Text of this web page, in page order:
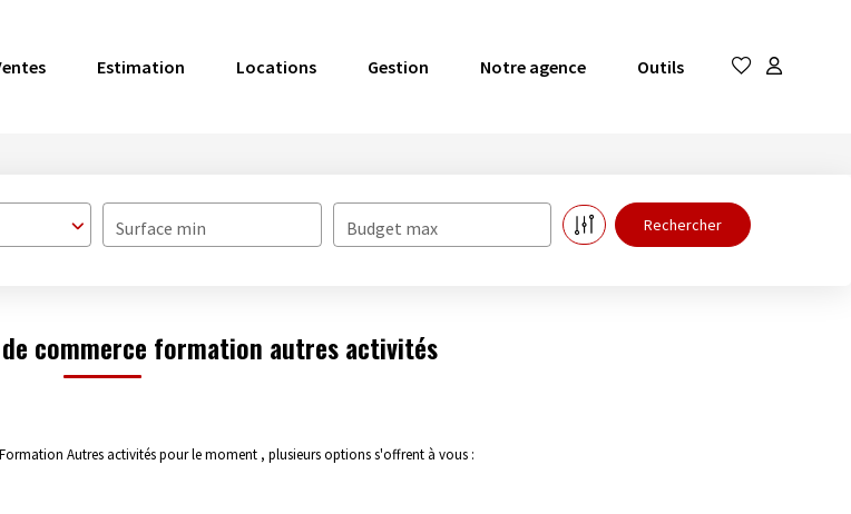
Estimation Locations Gestion Notre agence Outils
Surface min Budget max
commerce formation autres activités
Autres activités pour le moment , plusieurs options s'offrent à vous :